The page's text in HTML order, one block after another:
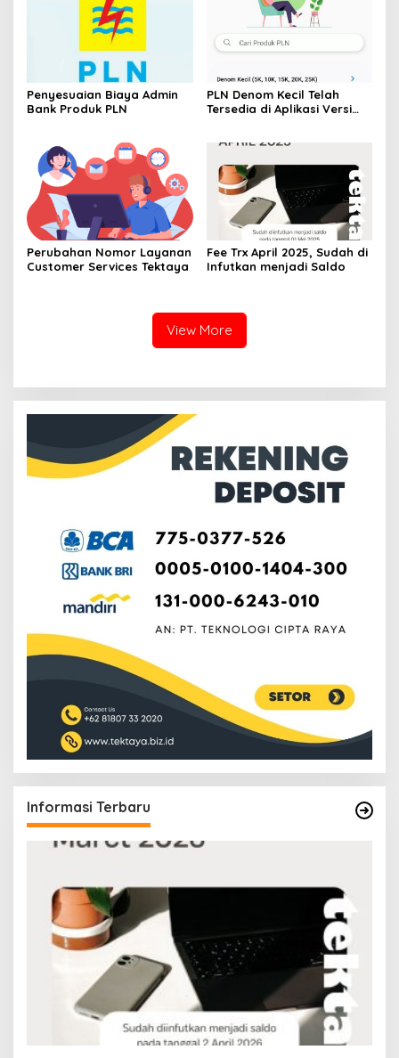
Penyesuaian Biaya Admin
Bank Produk PLN
PLN Denom Kecil Telah
Tersedia di Aplikasi Versi
Perubahan Nomor Layanan
Customer Services Tektaya
Fee Trx April 2025, Sudah di
Infutkan menjadi Saldo
View More
Informasi Terbaru